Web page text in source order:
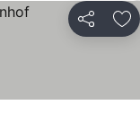
Teilen